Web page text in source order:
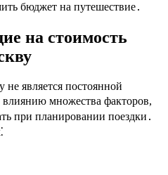
бюджет на путешествие․
на стоимость
является постоянной
множества факторов,
при планировании поездки․